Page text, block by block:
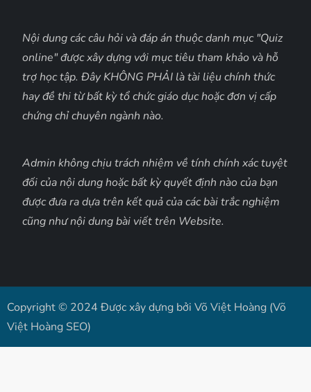
Nội dung các câu hỏi và đáp án thuộc danh mục "Quiz
online" được xây dựng với mục tiêu tham khảo và hỗ
trợ học tập. Đây KHÔNG PHẢI là tài liệu chính thức
hay đề thi từ bất kỳ tổ chức giáo dục hoặc đơn vị cấp
chứng chỉ chuyên ngành nào.
Admin không chịu trách nhiệm về tính chính xác tuyệt
đối của nội dung hoặc bất kỳ quyết định nào của bạn
được đưa ra dựa trên kết quả của các bài trắc nghiệm
cũng như nội dung bài viết trên Website.
Copyright © 2024 Được xây dựng bởi Võ Việt Hoàng (Võ
Việt Hoàng SEO)